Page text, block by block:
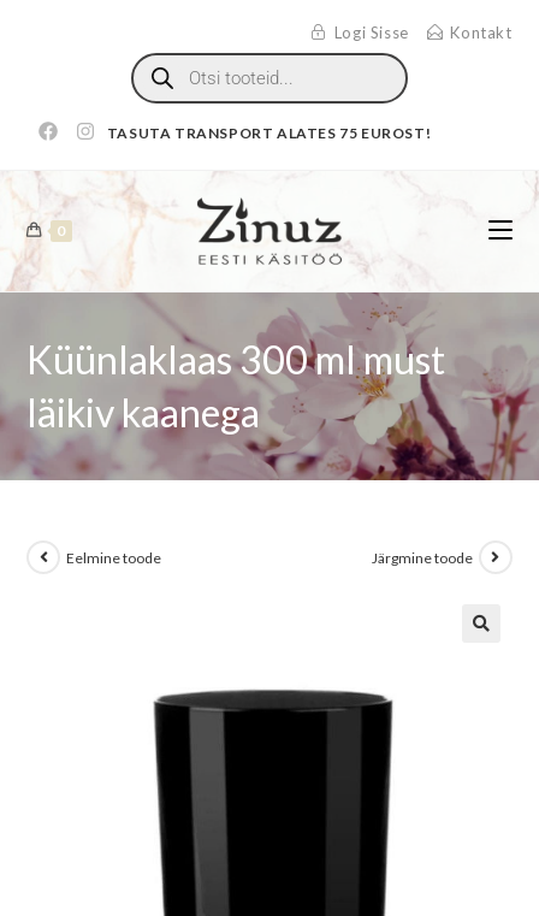
Logi Sisse Kontakt
TASUTA TRANSPORT ALATES 75 EUROST!
0
Küünlaklaas 300 ml must
läikiv kaanega
Eelmine toode Järgmine toode